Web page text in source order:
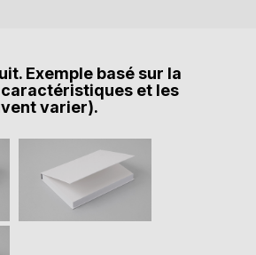
Exemple basé sur la
et les
varier).